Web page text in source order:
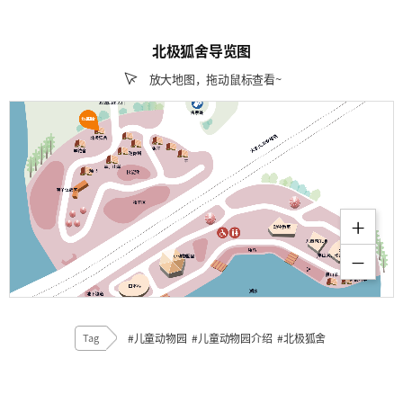
北极狐舍导览图
放大地图，拖动鼠标查看~
Tag #儿童动物园 #儿童动物园介绍 #北极狐舍